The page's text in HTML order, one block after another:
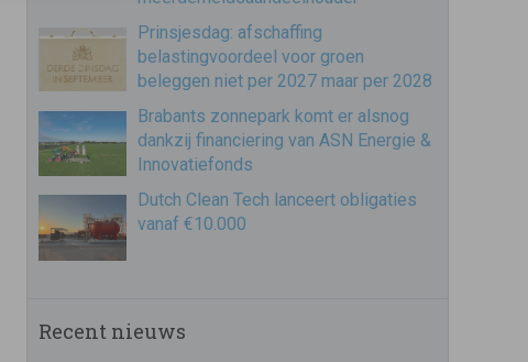
Prinsjesdag: afschaffing
belastingvoordeel voor groen
beleggen niet per 2027 maar per 2028
Brabants zonnepark komt er alsnog
dankzij financiering van ASN Energie &
Innovatiefonds
Dutch Clean Tech lanceert obligaties
vanaf €10.000
Recent nieuws